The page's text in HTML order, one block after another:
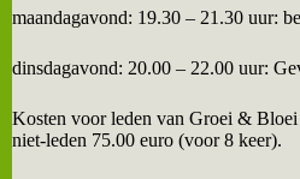
maandagavond: 19.30 – 21.30 uur:
dinsdagavond: 20.00 – 22.00 uur:
Kosten voor leden van Groei &
niet-leden 75.00 euro (voor 8 keer).